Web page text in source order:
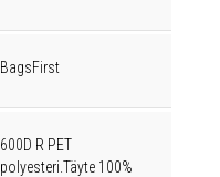
BagsFirst
600D R PET
polyesteri.Täyte 100%